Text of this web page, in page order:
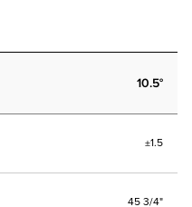
10.5°
±1.5
45 3/4"